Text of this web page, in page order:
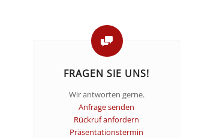
FRAGEN SIE UNS!
Wir antworten gerne.
Anfrage senden
Rückruf anfordern
Präsentationstermin